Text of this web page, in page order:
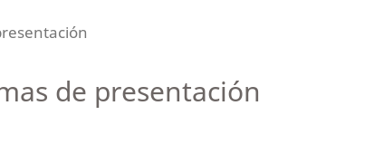
de presentación